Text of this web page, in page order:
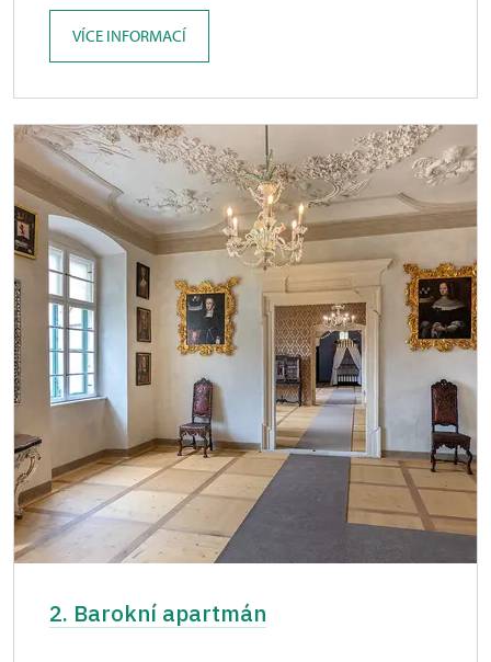
VÍCE INFORMACÍ
2. Barokní apartmán